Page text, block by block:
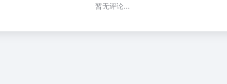
暂无评论...